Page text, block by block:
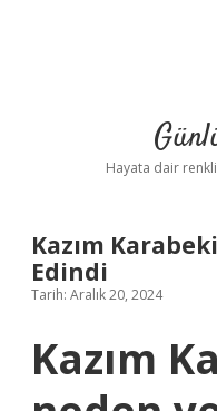
Hayata dair
Kazım
Edindi
Tarih: Aralık 20, 2024
Kazım